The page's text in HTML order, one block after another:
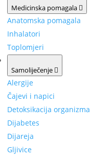
Medicinska pomagala
Anatomska pomagala
Inhalatori
Toplomjeri
Samoliječenje
Alergije
Čajevi i napici
Detoksikacija organizma
Dijabetes
Dijareja
Gljivice